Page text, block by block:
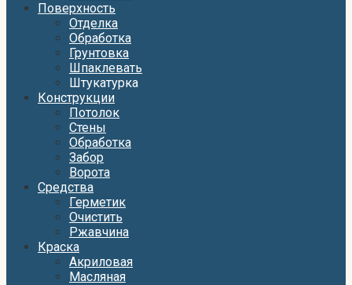
Поверхность
Отделка
Обработка
Грунтовка
Шпаклевать
Штукатурка
Конструкции
Потолок
Стены
Обработка
Забор
Ворота
Средства
Герметик
Очистить
Ржавчина
Краска
Акриловая
Масляная